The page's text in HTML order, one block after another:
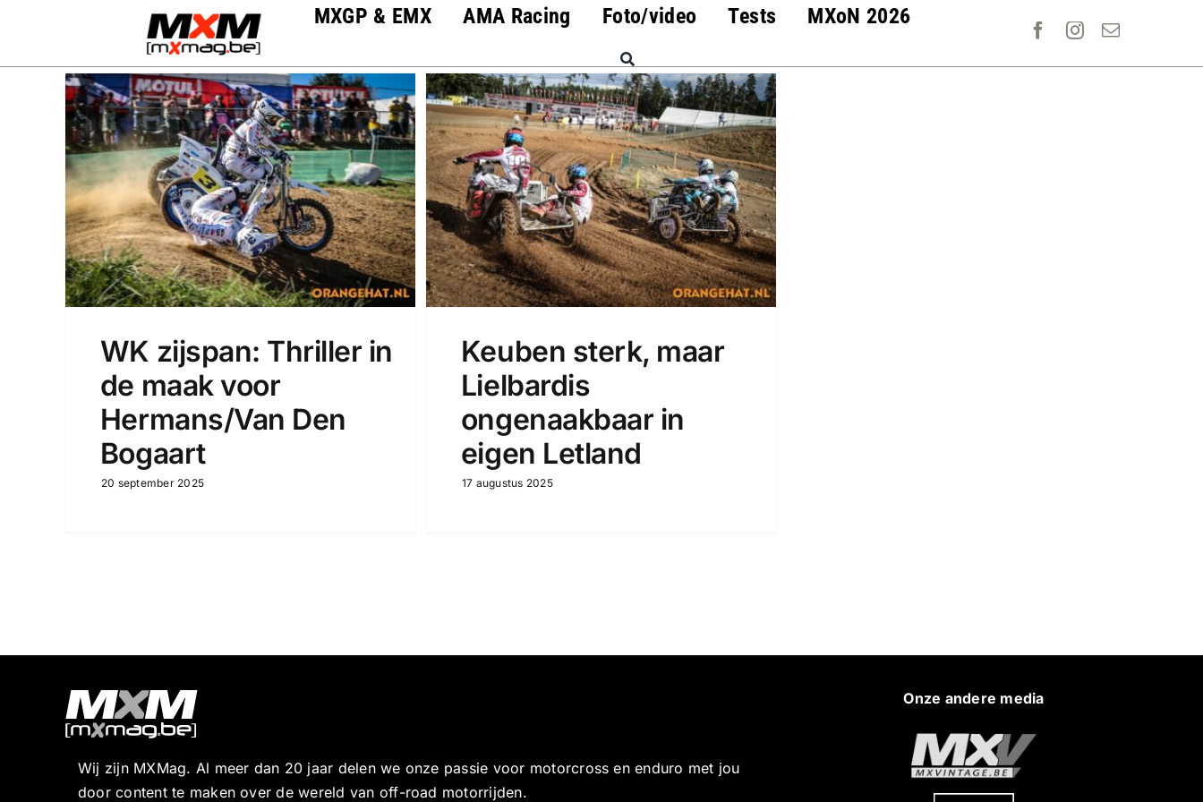
MXGP & EMX AMA Racing Foto/video Tests MXoN 2026
WK zijspan: Thriller in
de maak voor
Hermans/Van Den
Bogaart
20 september 2025
Keuben sterk, maar
Lielbardis
ongenaakbaar in
eigen Letland
17 augustus 2025
Wij zijn MXMag. Al meer dan 20 jaar delen we onze passie voor motorcross en enduro met jou
door content te maken over de wereld van off-road motorrijden.
Onze andere media